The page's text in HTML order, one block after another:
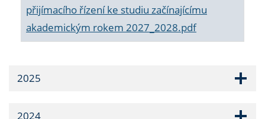
přijímacího řízení ke studiu začínajícímu
akademickým rokem 2027_2028.pdf
2025
2024